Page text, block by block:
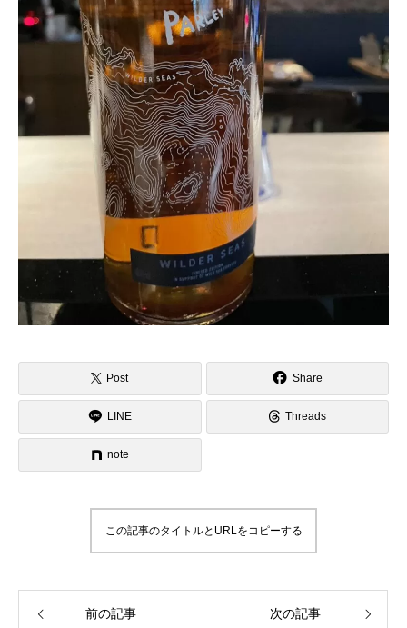
Post Share
LINE Threads
note
この記事のタイトルとURLをコピーする
前の記事 次の記事